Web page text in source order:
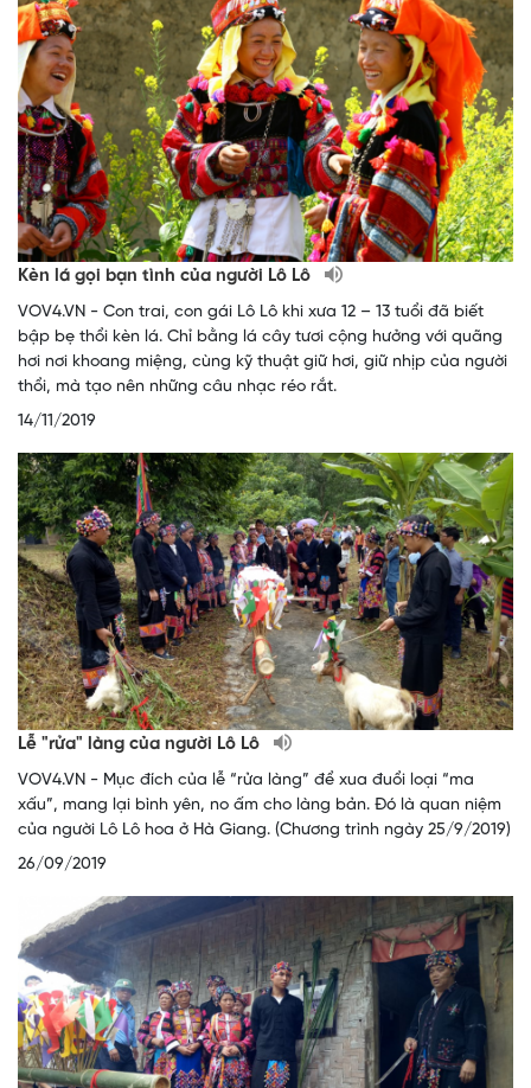
Kèn lá gọi bạn tình của người Lô Lô
VOV4.VN - Con trai, con gái Lô Lô khi xưa 12 – 13 tuổi đã biết
bập bẹ thổi kèn lá. Chỉ bằng lá cây tươi cộng hưởng với quãng
hơi nơi khoang miệng, cùng kỹ thuật giữ hơi, giữ nhịp của người
thổi, mà tạo nên những câu nhạc réo rắt.
14/11/2019
Lễ "rửa" làng của người Lô Lô
VOV4.VN - Mục đích của lễ “rửa làng” để xua đuổi loại “ma
xấu”, mang lại bình yên, no ấm cho làng bản. Đó là quan niệm
của người Lô Lô hoa ở Hà Giang. (Chương trình ngày 25/9/2019)
26/09/2019